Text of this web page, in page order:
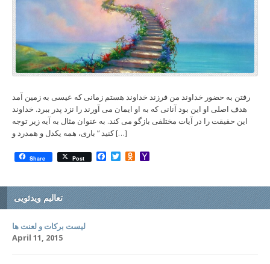
رفتن به حضور خداوند من فرزند خداوند هستم زمانی که عیسی به زمین آمد
هدف اصلی او این بود آنانی که به او ایمان می آورند را نزد پدر ببرد. خداوند
این حقیقت را در آیات مختلفی بازگو می کند. به عنوان مثال به آیه زیر توجه
کنید ” باری، همه یکدل و همدرد و […]
Share Post Facebook
TwitterOdnoklassniki
تعالیم ویدئویی
لیست برکات و لعنت ها
April 11, 2015